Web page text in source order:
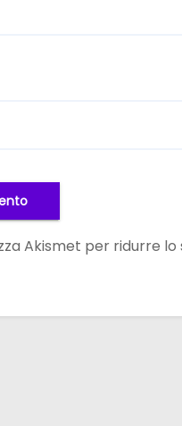
Akismet per ridurre lo